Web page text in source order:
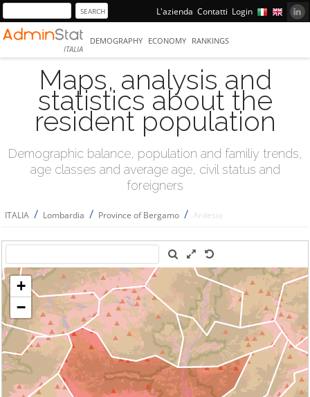
L'azienda Contatti Login
ITALIA
DEMOGRAPHY ECONOMY RANKINGS
Maps, analysis and
statistics about the
resident population
Demographic balance, population and familiy trends,
age classes and average age, civil status and
foreigners
ITALIA / Lombardia / Province of Bergamo / Ardesio